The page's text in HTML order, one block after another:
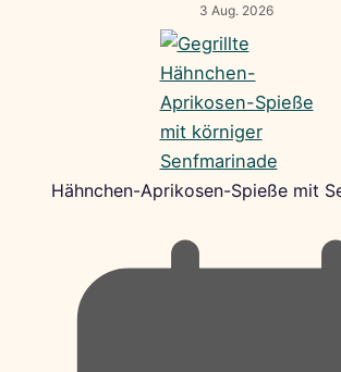
3 Aug. 2026
Hähnchen-Aprikosen-Spieße mit